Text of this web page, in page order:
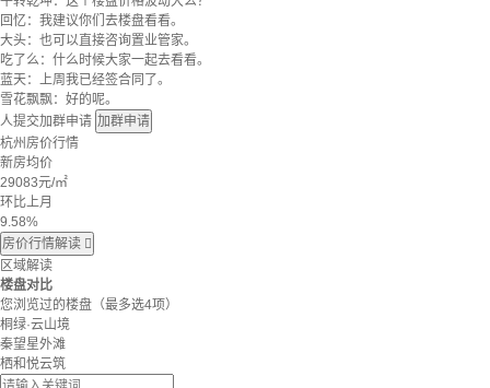
回忆：我建议你们去楼盘看看。
大头：也可以直接咨询置业管家。
吃了么：什么时候大家一起去看看。
蓝天：上周我已经签合同了。
雪花飘飘：好的呢。
人提交加群申请 加群申请
杭州房价行情
新房均价
29083元/㎡
环比上月
9.58%
房价行情解读 
区域解读
楼盘对比
您浏览过的楼盘 （最多选4项）
桐绿·云山境
秦望星外滩
栖和悦云筑